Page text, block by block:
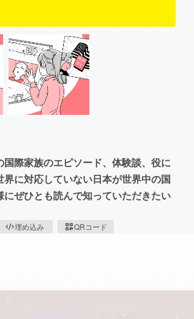
際家族のエピソード、体験談、役に
に対応していない日本が世界中の国
ぜひとも読んで知っていただきたい
埋め込み QRコード